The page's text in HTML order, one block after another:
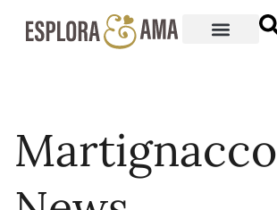
Martignacco